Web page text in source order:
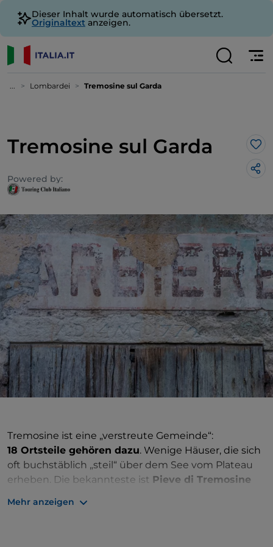
Dieser Inhalt wurde automatisch übersetzt.
Originaltext anzeigen.
... Lombardei Tremosine sul Garda
Tremosine sul Garda
Powered by:
Tremosine ist eine „verstreute Gemeinde“:
18 Ortsteile gehören dazu. Wenige Häuser, die sich
oft buchstäblich „steil“ über dem See vom Plateau
erheben. Die bekannteste ist Pieve di Tremosine
einen atemberaubenden Blick auf den darunter
Mehr anzeigen